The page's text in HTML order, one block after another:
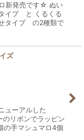
新発売です☆ ぬい
イプ と くるくる
タイプ の2種類で
ズ
ューアルした
リボンでラッピン
の手マシュマロ4個